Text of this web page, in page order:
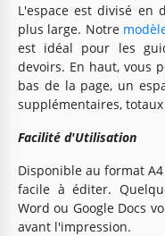
L'espace est divisé en
plus large. Notre
est idéal pour les
devoirs. En haut, vous
bas de la page, un
supplémentaires,
Facilité d'Utilisation
Disponible au format
facile à éditer.
Word ou Google Docs
avant l'impression.